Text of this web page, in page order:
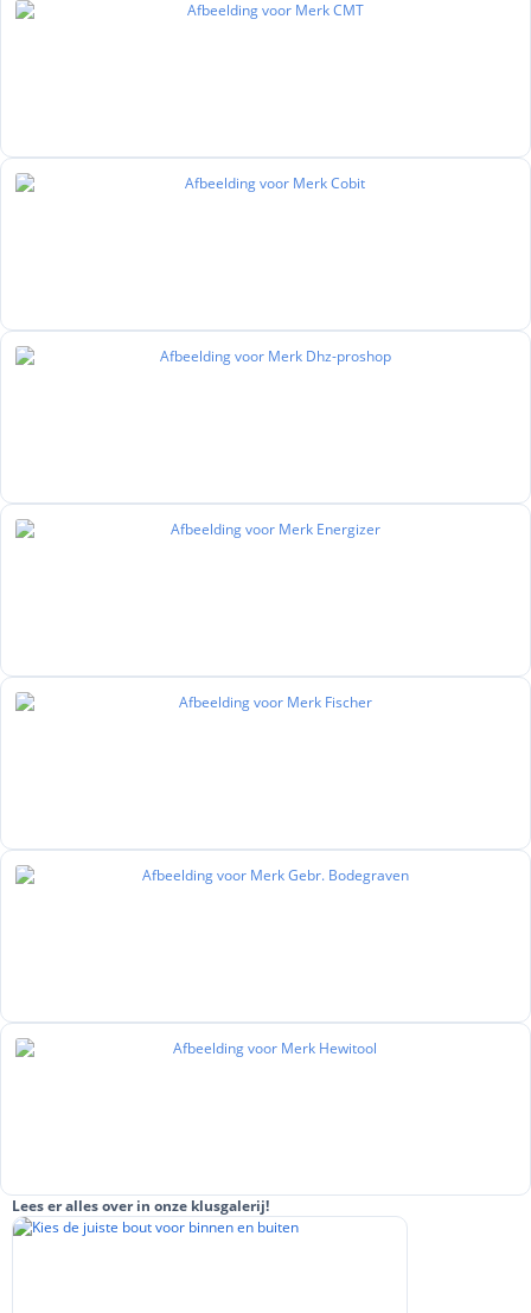
Lees er alles over in onze klusgalerij!